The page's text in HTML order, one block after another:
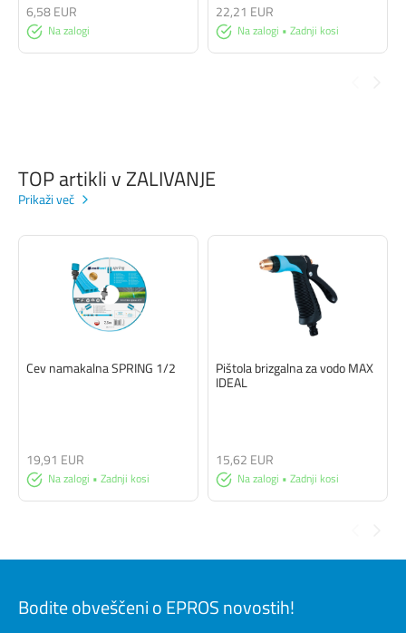
Na zalogi
6,58 EUR
Na zalogi • Zadnji kosi
22,21 EUR
TOP artikli v ZALIVANJE
Prikaži več
Cev namakalna SPRING 1/2
Na zalogi • Zadnji kosi
19,91 EUR
Pištola brizgalna za vodo MAX
IDEAL
Na zalogi • Zadnji kosi
15,62 EUR
Bodite obveščeni o EPROS novostih!